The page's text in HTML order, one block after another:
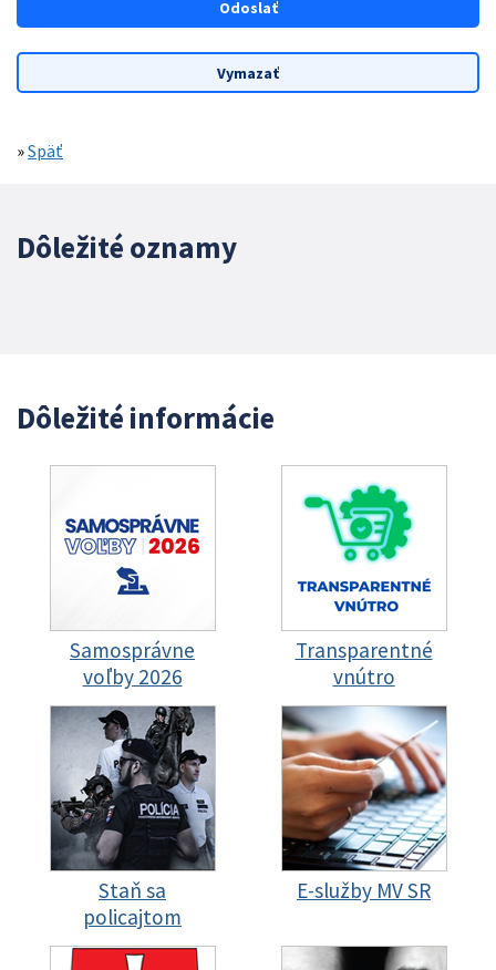
»Späť
Dôležité oznamy
Dôležité informácie
Samosprávne
voľby 2026
Transparentné
vnútro
Staň sa
policajtom
E-služby MV SR